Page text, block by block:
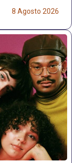
8 Agosto 2026